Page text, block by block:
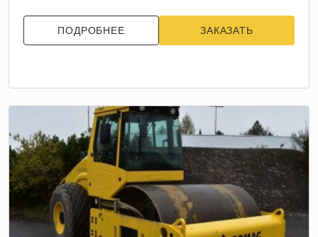
ПОДРОБНЕЕ ЗАКАЗАТЬ